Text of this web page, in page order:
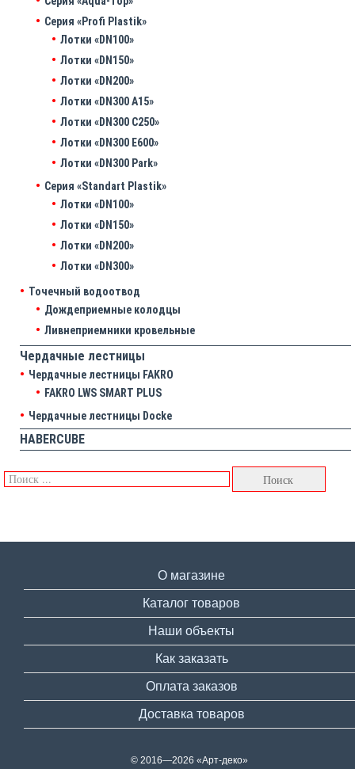
Серия «Profi Plastik»
Лотки «DN100»
Лотки «DN150»
Лотки «DN200»
Лотки «DN300 A15»
Лотки «DN300 C250»
Лотки «DN300 E600»
Лотки «DN300 Park»
Серия «Standart Plastik»
Лотки «DN100»
Лотки «DN150»
Лотки «DN200»
Лотки «DN300»
Точечный водоотвод
Дождеприемные колодцы
Ливнеприемники кровельные
Чердачные лестницы
Чердачные лестницы FAKRO
FAKRO LWS SMART PLUS
Чердачные лестницы Docke
HABERCUBE
О магазине
Каталог товаров
Наши объекты
Как заказать
Оплата заказов
Доставка товаров
© 2016—2026 «Арт-деко»